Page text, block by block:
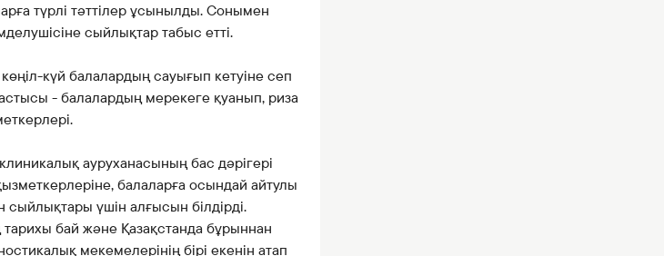
түрлі тәттілер ұсынылды. Сонымен
сыйлықтар табыс етті.
күй балалардың сауығып кетуіне сеп
- балалардың мерекеге қуанып, риза
ауруханасының бас дәрігері
балаларға осындай айтулы
үшін алғысын білдірді.
бай және Қазақстанда бұрыннан
мекемелерінің бірі екенін атап